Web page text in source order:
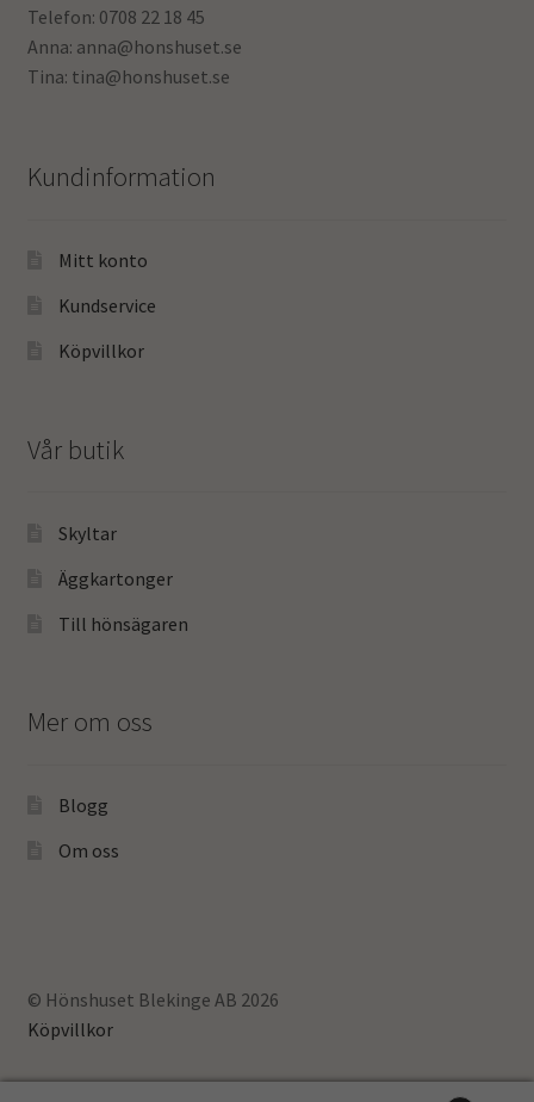
Telefon: 0708 22 18 45
Anna: anna@honshuset.se
Tina: tina@honshuset.se
Kundinformation
Mitt konto
Kundservice
Köpvillkor
Vår butik
Skyltar
Äggkartonger
Till hönsägaren
Mer om oss
Blogg
Om oss
© Hönshuset Blekinge AB 2026
Köpvillkor